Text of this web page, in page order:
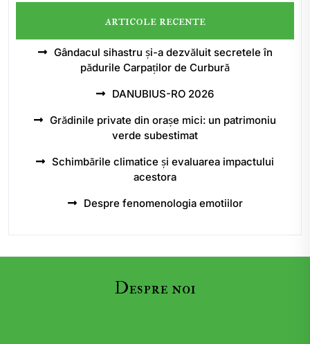
articole recente
Gândacul sihastru și-a dezvăluit secretele în
pădurile Carpaților de Curbură
DANUBIUS-RO 2026
Grădinile private din orașe mici: un patrimoniu
verde subestimat
Schimbările climatice și evaluarea impactului
acestora
Despre fenomenologia emotiilor
Despre noi